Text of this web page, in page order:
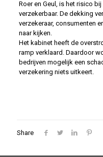
Roer en Geul, is het risico
verzekerbaar. De dekking
verzekeraar, consumenten
naar kijken.
Het kabinet heeft de
ramp verklaard. Daardoor
bedrijven mogelijk een
verzekering niets uitkeert.
Share